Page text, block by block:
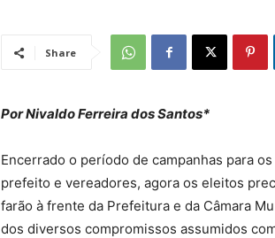
Share
Por Nivaldo Ferreira dos Santos*
Encerrado o período de campanhas para
prefeito e vereadores, agora os eleitos
farão à frente da Prefeitura e da Câmara
dos diversos compromissos assumidos